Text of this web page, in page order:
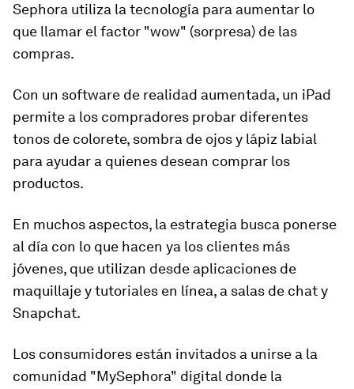
Sephora utiliza la tecnología para aumentar lo
que llamar el factor "wow" (sorpresa) de las
compras.
Con un software de realidad aumentada, un iPad
permite a los compradores probar diferentes
tonos de colorete, sombra de ojos y lápiz labial
para ayudar a quienes desean comprar los
productos.
En muchos aspectos, la estrategia busca ponerse
al día con lo que hacen ya los clientes más
jóvenes, que utilizan desde aplicaciones de
maquillaje y tutoriales en línea, a salas de chat y
Snapchat.
Los consumidores están invitados a unirse a la
comunidad "MySephora" digital donde la